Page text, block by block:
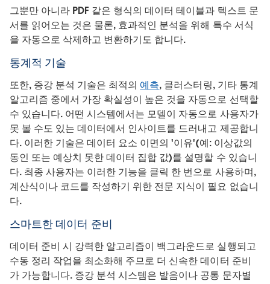
그뿐만 아니라 PDF 같은 형식의 데이터 테이블과 텍스트 문
서를 읽어오는 것은 물론, 효과적인 분석을 위해 특수 서식
을 자동으로 삭제하고 변환하기도 합니다.
통계적 기술
또한, 증강 분석 기술은 최적의 예측, 클러스터링, 기타 통계
알고리즘 중에서 가장 확실성이 높은 것을 자동으로 선택할
수 있습니다. 어떤 시스템에서는 모델이 자동으로 사용자가
못 볼 수도 있는 데이터에서 인사이트를 드러내고 제공합니
다. 이러한 기술은 데이터 요소 이면의 '이유'(예: 이상값의
동인 또는 예상치 못한 데이터 집합 값)를 설명할 수 있습니
다. 최종 사용자는 이러한 기능을 클릭 한 번으로 사용하며,
계산식이나 코드를 작성하기 위한 전문 지식이 필요 없습니
다.
스마트한 데이터 준비
데이터 준비 시 강력한 알고리즘이 백그라운드로 실행되고
수동 정리 작업을 최소화해 주므로 더 신속한 데이터 준비
가 가능합니다. 증강 분석 시스템은 발음이나 공통 문자별